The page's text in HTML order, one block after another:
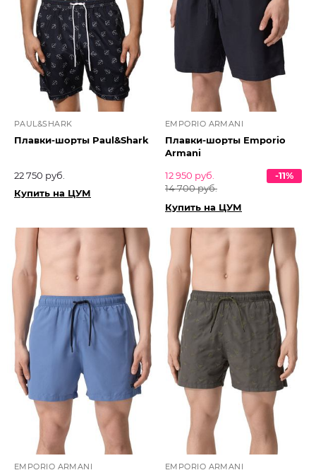
PAUL&SHARK
Плавки-шорты Paul&Shark
22 750 руб.
Купить на ЦУМ
EMPORIO ARMANI
Плавки-шорты Emporio
Armani
12 950 руб.
14 700 руб.
-11%
Купить на ЦУМ
EMPORIO ARMANI EMPORIO ARMANI